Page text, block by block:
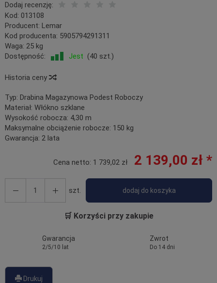
Dodaj recenzję:
Kod: 013108
Producent: Lemar
Kod producenta: 5905794291311
Waga: 25 kg
Dostępność:
Jest (40 szt.)
Historia ceny
Typ: Drabina Magazynowa Podest Roboczy
Materiał: Włókno szklane
Wysokość robocza: 4,30 m
Maksymalne obciążenie robocze: 150 kg
Gwarancja: 2 lata
Cena netto: 1 739,02 zł 2 139,00 zł *
szt. dodaj do koszyka
🛒 Korzyści przy zakupie
Gwarancja
2/5/10 lat
Zwrot
Do 14 dni
Drukuj